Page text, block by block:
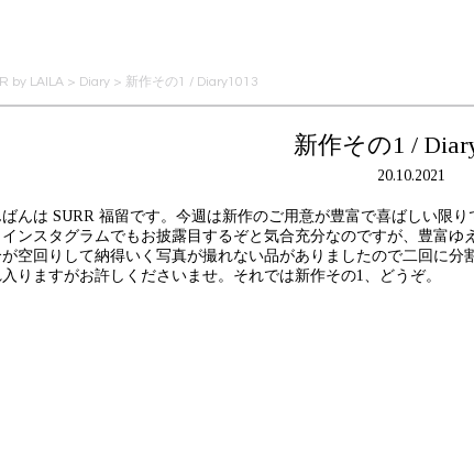
by LAILA > Diary > 新作その1 / Diary1013
新作その1 /
20.10.2021
んは SURR 福留です。今週は新作のご用意が豊富で喜ばしい限
ンスタグラムでもお披露目するぞと気合充分なのですが、豊富ゆ
空回りして納得いく写真が撮れない品がありましたので二回に
りますがお許しくださいませ。それでは新作その1、どうぞ。